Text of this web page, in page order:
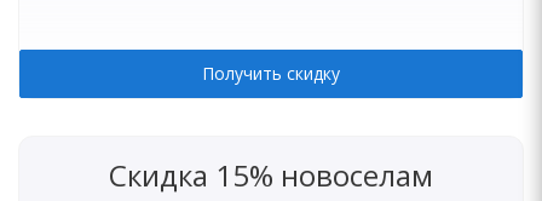
Получить скидку
Скидка 15% новоселам